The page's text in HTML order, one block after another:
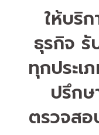
ให้บริ
ธุรกิจ รั
ทุกประเ
ปรึก
ตรวจสอ